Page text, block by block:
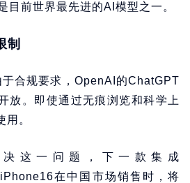
目前世界最先进的AI模型之一。
制
合规要求，OpenAI的ChatGPT
放。即使通过无痕浏览和科学上
用。
这一问题，下一款集成
在中国市场销售时，将